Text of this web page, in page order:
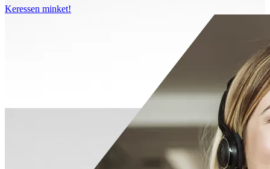
Keressen minket!